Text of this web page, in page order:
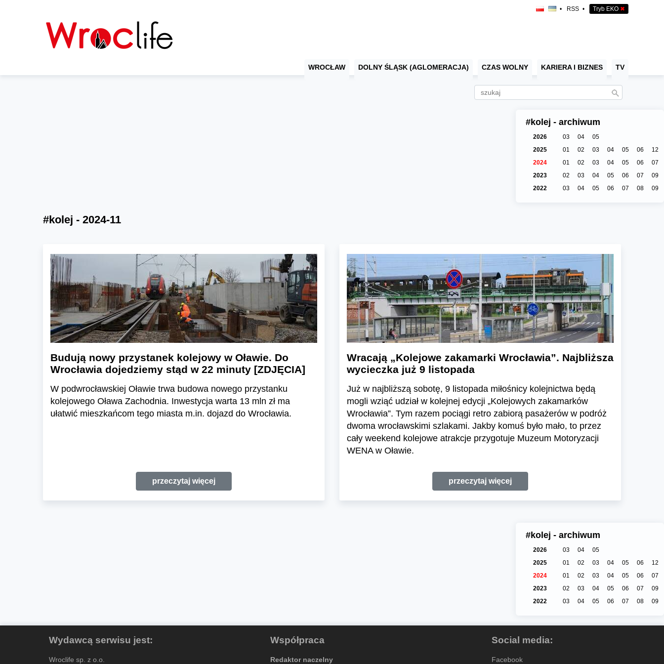
• RSS • Tryb EKO ✖
WROCŁAW DOLNY ŚLĄSK (AGLOMERACJA) CZAS WOLNY KARIERA I BIZNES TV
#kolej - archiwum
2026 03 04
05
2025
01 02 03 04 05 06
12
2024
01 02 03 04 05 06
07
2023
02 03 04 05 06 07
09
2022
03 04 05 06 07 08 09
#kolej - 2024-11
Budują nowy przystanek kolejowy w Oławie. Do
Wrocławia dojedziemy stąd w 22 minuty [ZDJĘCIA]
W podwrocławskiej Oławie trwa budowa nowego przystanku
kolejowego Oława Zachodnia. Inwestycja warta 13 mln zł ma
ułatwić mieszkańcom tego miasta m.in. dojazd do Wrocławia.
przeczytaj więcej
Wracają „Kolejowe zakamarki Wrocławia”. Najbliższa
wycieczka już 9 listopada
Już w najbliższą sobotę, 9 listopada miłośnicy kolejnictwa będą
mogli wziąć udział w kolejnej edycji „Kolejowych zakamarków
Wrocławia”. Tym razem pociągi retro zabiorą pasażerów w podróż
dwoma wrocławskimi szlakami. Jakby komuś było mało, to przez
cały weekend kolejowe atrakcje przygotuje Muzeum Motoryzacji
WENA w Oławie.
przeczytaj więcej
#kolej - archiwum
2026 03 04
05
2025
01 02 03 04 05 06
12
2024
01 02 03 04 05 06
07
2023
02 03 04 05 06 07
09
2022
03 04 05 06 07 08 09
Wydawcą serwisu jest:
Wroclife sp. z o.o.
Współpraca
Redaktor naczelny
Social media:
Facebook